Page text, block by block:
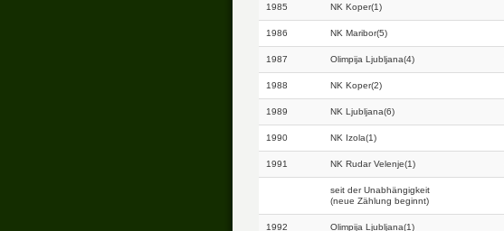
1985 NK Koper(1)
1986 NK Maribor(5)
1987 Olimpija Ljubljana(4)
1988 NK Koper(2)
1989 NK Ljubljana(6)
1990 NK Izola(1)
1991 NK Rudar Velenje(1)
seit der Unabhängigkeit
(neue Zählung beginnt)
1992 Olimpija Ljubljana(1)